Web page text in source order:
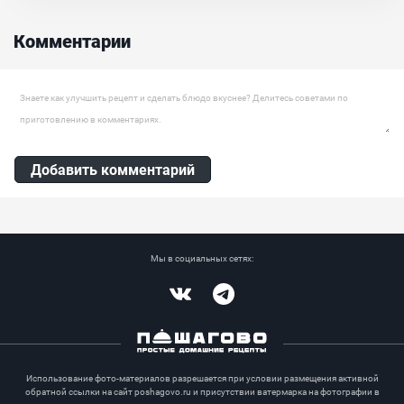
Комментарии
Оставить комментарий
Добавить комментарий
Мы в социальных сетях:
Использование фото-материалов разрешается при условии размещения активной
обратной ссылки на сайт poshagovo.ru и присутствии ватермарка на фотографии в